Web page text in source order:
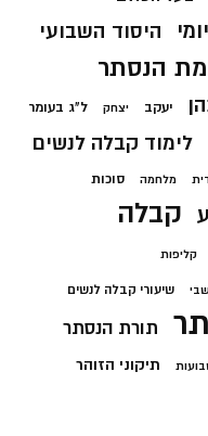
היסוד השבועי
הנסתר
יעקב יצחק ל"ג בעומר
לימוד קבלה לנשים
מלחמה סוכות
קבלה
קליפות
שיעורי קבלה לנשים
תורת הנסתר
תיקוני הזוהר